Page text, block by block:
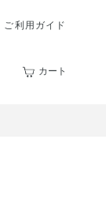
ご利用ガイド
カート